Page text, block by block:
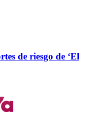
de riesgo de ‘El